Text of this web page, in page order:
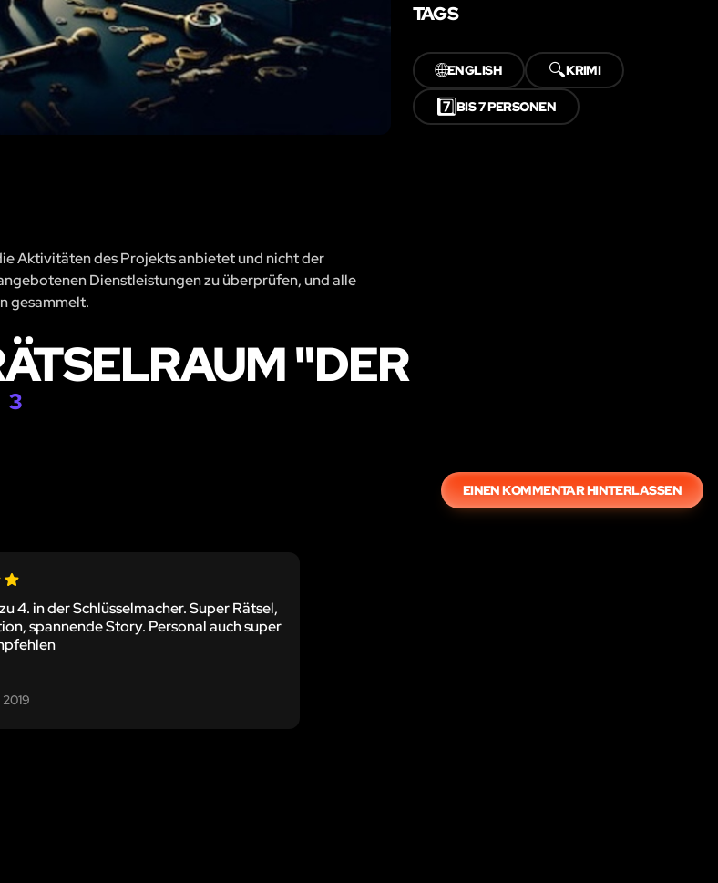
Aktivitäten des Projekts anbietet und nicht der
Dienstleistungen zu überprüfen, und alle
gesammelt.
TAGS
🌐ENGLISH 🔍KRIMI
7️⃣BIS 7 PERSONEN
"DER
3
EINEN KOMMENTAR HINTERLASSEN
4. in der Schlüsselmacher. Super Rätsel,
spannende Story. Personal auch super